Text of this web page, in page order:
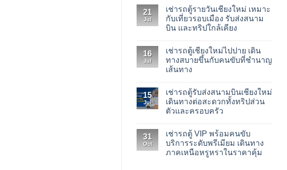
สัมมนา
เชียงใหม่
รับ
ส่ง
ทีม
และ
ผู้
บริหาร
อย่าง
on
เช่า
รถ
ตู้
ทน
นท์
จาก
เชียงใหม่
ไม่
ต้อง
กังวล
เรื่อง
21
Jul
เช่ารถตู้รายวันเชียงใหม่ เหมาะ
กับเที่ยวรอบเมือง รับส่งสนาม
บิน และทริปใกล้เคียง
on
รถ
ตู้
เชียงใหม่
เหมาะ
กับ
เที่ยว
รอบ
ส่ง
สนาม
บิน
และ
16
Jul
เช่ารถตู้เชียงใหม่ไปปาย เดิน
ทางสบายขึ้นกับคนขับที่ชำนาญ
เส้นทาง
on
เช่า
รถ
ตู้
ปาย
เดิน
ทาง
สบาย
ขึ้น
15
Jul
เช่ารถตู้รับส่งสนามบินเชียงใหม่
เดินทางต่อสะดวกทั้งทริปส่วน
ตัวและครอบครัว
on
เช่า
รถ
ตู้
31
Oct
เช่ารถตู้ VIP พร้อมคนขับ
บริการระดับพรีเมียม เดินทาง
ภาคเหนือหรูหราในราคาคุ้ม